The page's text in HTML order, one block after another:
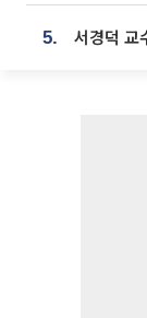
5.